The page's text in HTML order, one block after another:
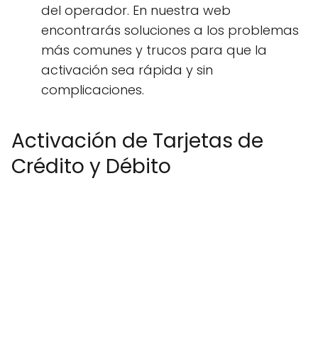
del operador. En nuestra web
encontrarás soluciones a los problemas
más comunes y trucos para que la
activación sea rápida y sin
complicaciones.
Activación de Tarjetas de
Crédito y Débito